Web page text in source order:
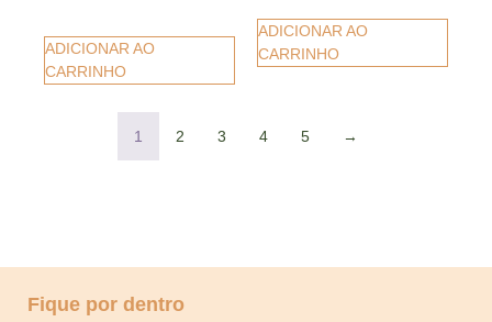
ADICIONAR AO
CARRINHO
ADICIONAR AO
CARRINHO
1 2 3 4 5 →
Fique por dentro